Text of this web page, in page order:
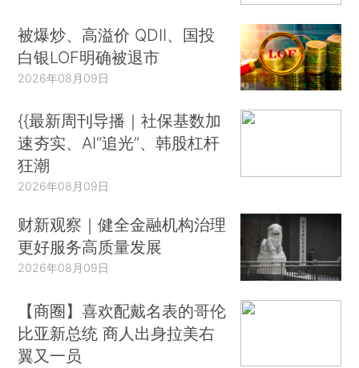
被爆炒、高溢价 QDII、国投
白银LOF明确被退市
2026年08月09日
{{最新周刊导播｜社保基数加
速夯实、AI“追光”、韩股杠杆
狂潮
2026年08月09日
财新观察｜健全金融机构治理
更好服务高质量发展
2026年08月09日
【商圈】喜欢配戴名表的哥伦
比亚新总统 商人出身拉美右
翼又一员